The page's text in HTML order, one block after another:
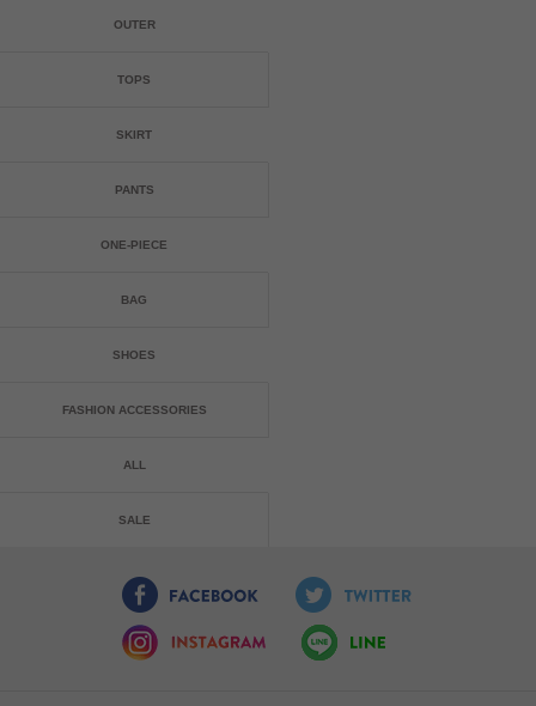
OUTER
TOPS
SKIRT
PANTS
ONE-PIECE
BAG
SHOES
FASHION ACCESSORIES
ALL
SALE